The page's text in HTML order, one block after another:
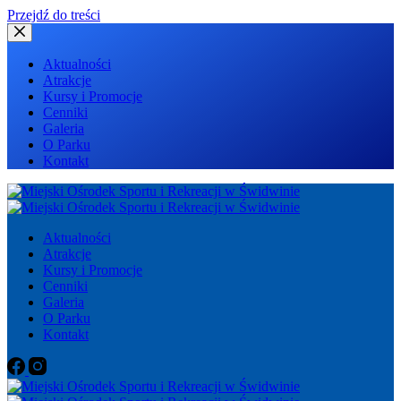
Przejdź do treści
Aktualności
Atrakcje
Kursy i Promocje
Cenniki
Galeria
O Parku
Kontakt
Aktualności
Atrakcje
Kursy i Promocje
Cenniki
Galeria
O Parku
Kontakt